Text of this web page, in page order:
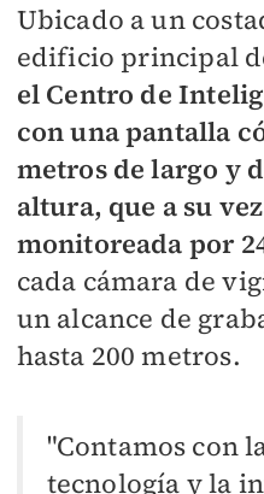
Ubicado a un
edificio principal
el Centro de
con una pantalla
metros de largo y
altura, que a su
monitoreada por
cada cámara de
un alcance de
hasta 200 metros.
"Contamos con
tecnología y la